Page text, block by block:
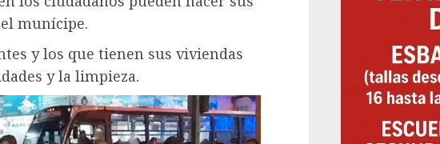
munícipe.
y los que tienen sus viviendas
y la limpieza.